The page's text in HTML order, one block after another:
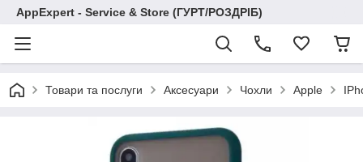
AppExpert - Service & Store (ГУРТ/РОЗДРІБ)
Товари та послуги Аксесуари Чохли Apple